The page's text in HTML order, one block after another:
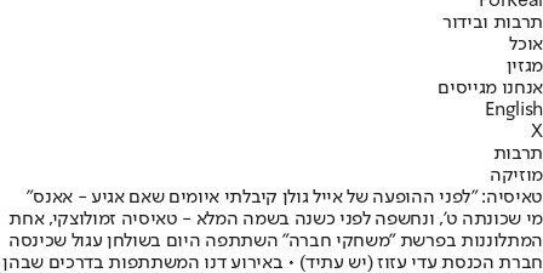
תרבות ובידור
אוכל
מגזין
אנחנו מגייסים
English
X
תרבות
מוזיקה
טאיסיה: ״לפני ההופעה של אייל גולן קיבלתי איומים שאם אגיע - אאנס״
מי שכונתה ט', ונחשפה לפני כשנה בשמה המלא - טאיסיה זמולוצקי, אחת
המתלוננות בפרשת "משחקי חברה" השתתפה היום בשולחן עגול שכינסה
חברת הכנסת עדי עזוז (יש עתיד) • באירוע דנו המשתתפות בדרכים שבהן